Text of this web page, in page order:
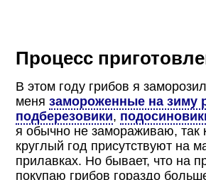
Процесс
В этом году грибов я
менязамороженные на зиму
подберезовики,
я обычно не замораживаю, так
круглый год присутствуют на
прилавках. Но бывает, что на
покупаю грибов гораздо